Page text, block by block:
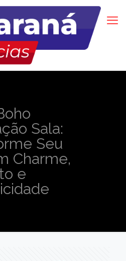
Sala:
Seu
Charme,
e